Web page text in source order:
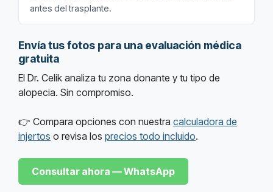
antes del trasplante.
Envía tus fotos para una evaluación médica
gratuita
El Dr. Celik analiza tu zona donante y tu tipo de
alopecia. Sin compromiso.
👉 Compara opciones con nuestra calculadora de
injertos o revisa los precios todo incluido.
Consultar ahora — WhatsApp